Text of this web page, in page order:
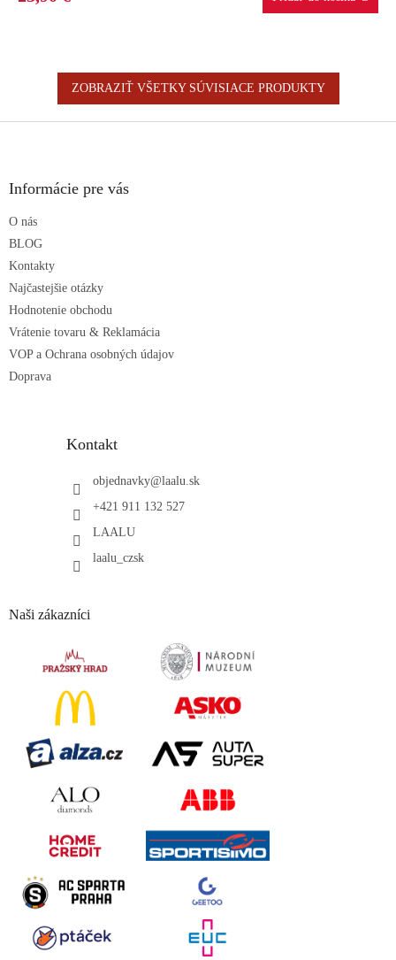
M
ZOBRAZIŤ VŠETKY SÚVISIACE PRODUKTY
Informácie pre vás
O nás
BLOG
Kontakty
Najčastejšie otázky
Hodnotenie obchodu
Vrátenie tovaru & Reklamácia
VOP a Ochrana osobných údajov
Doprava
Kontakt
objednavky@laalu.sk
+421 911 132 527
LAALU
laalu_czsk
Naši zákazníci